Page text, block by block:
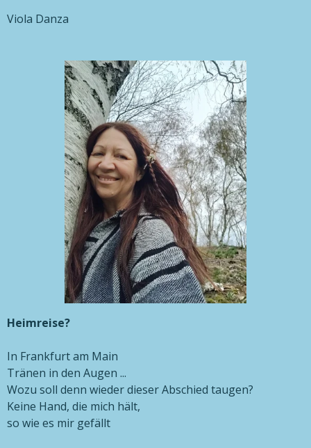
Viola Danza
Heimreise?
In Frankfurt am Main
Tränen in den Augen ...
Wozu soll denn wieder dieser Abschied taugen?
Keine Hand, die mich hält,
so wie es mir gefällt